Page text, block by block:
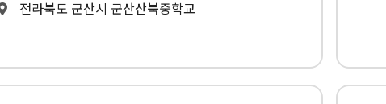
전라북도 군산시 군산산북중학교